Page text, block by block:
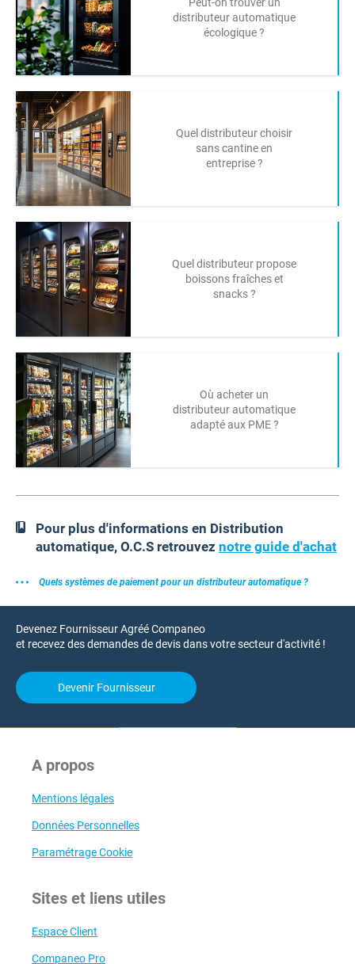
distributeur automatique
écologique ?
Quel distributeur choisir
sans cantine en
entreprise ?
Quel distributeur propose
boissons fraîches et
snacks ?
Où acheter un
distributeur automatique
adapté aux PME ?
Pour plus d'informations en Distribution
automatique, O.C.S retrouvez notre guide d'achat
Quels systèmes de paiement pour un distributeur automatique ?
Devenez Fournisseur Agréé Companeo
et recevez des demandes de devis dans votre secteur d'activité !
Devenir Fournisseur
A propos
Mentions légales
Données Personnelles
Paramétrage Cookie
Sites et liens utiles
Espace Client
Companeo Pro